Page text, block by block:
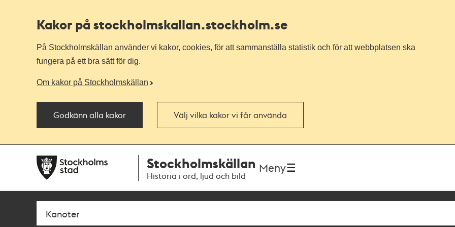
Kakor på stockholmskallan.stockholm.se
På Stockholmskällan använder vi kakor, cookies, för att sammanställa statistik och för att webbplatsen ska
fungera på ett bra sätt för dig.
Om kakor på Stockholmskällan
Godkänn alla kakor Välj vilka kakor vi får använda
navigationen
huvudinnehållet
Stockholmskällan
Historia i ord, ljud och bild
Meny
Sök